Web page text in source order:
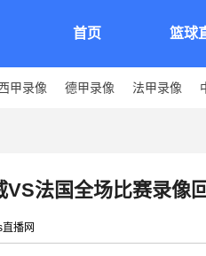
首页 篮球
甲录像 德甲录像 法甲录像
VS法国全场比赛录像
直播网